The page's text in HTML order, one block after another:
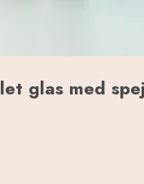
glas med